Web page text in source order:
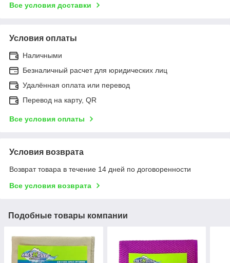
Все условия доставки
Условия оплаты
Наличными
Безналичный расчет для юридических лиц
Удалённая оплата или перевод
Перевод на карту, QR
Все условия оплаты
Условия возврата
Возврат товара в течение 14 дней по договоренности
Все условия возврата
Подобные товары компании